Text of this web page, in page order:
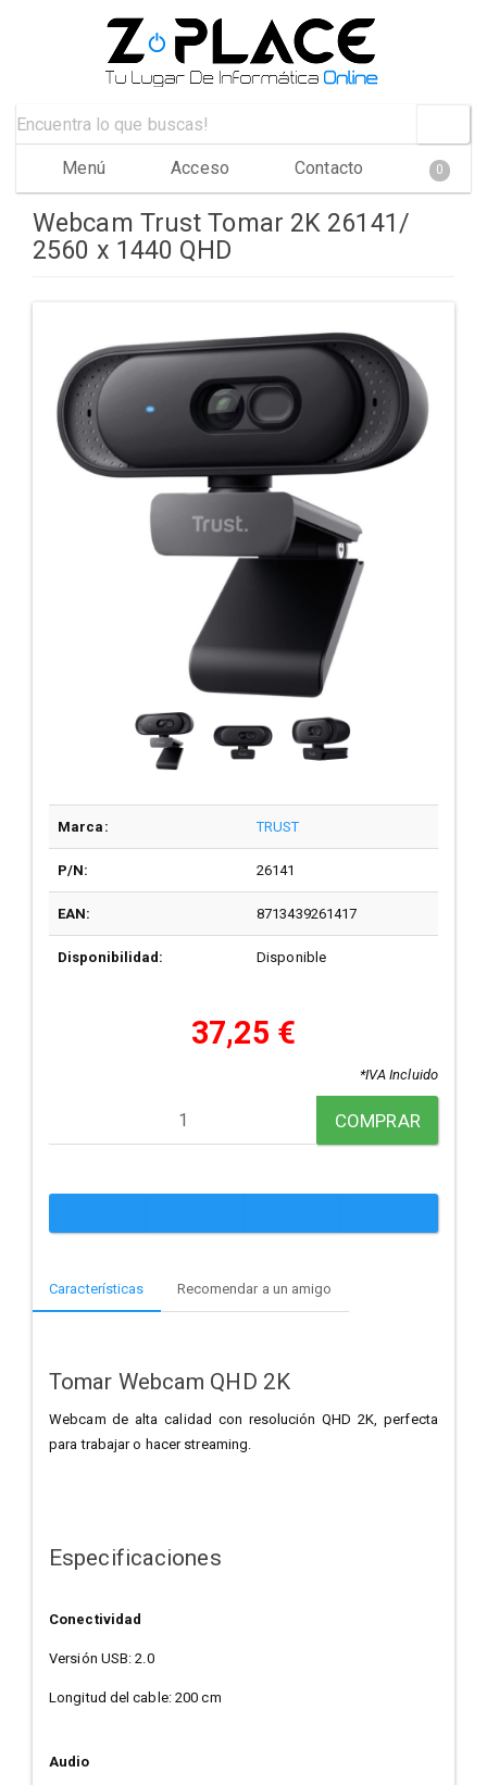
Menú Acceso Contacto 0
Webcam Trust Tomar 2K 26141/
2560 x 1440 QHD
Marca: TRUST
P/N: 26141
EAN: 8713439261417
Disponibilidad: Disponible
37,25 €
*IVA Incluido
COMPRAR
Características Recomendar a un amigo
Tomar Webcam QHD 2K
Webcam de alta calidad con resolución QHD 2K, perfecta
para trabajar o hacer streaming.
Especificaciones
Conectividad
Versión USB: 2.0
Longitud del cable: 200 cm
Audio